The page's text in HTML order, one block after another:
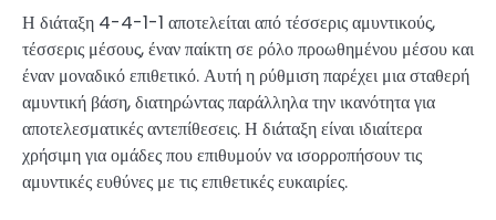
Η διάταξη 4-4-1-1 αποτελείται από τέσσερις αμυντικούς,
τέσσερις μέσους, έναν παίκτη σε ρόλο προωθημένου μέσου και
έναν μοναδικό επιθετικό. Αυτή η ρύθμιση παρέχει μια σταθερή
αμυντική βάση, διατηρώντας παράλληλα την ικανότητα για
αποτελεσματικές αντεπίθεσεις. Η διάταξη είναι ιδιαίτερα
χρήσιμη για ομάδες που επιθυμούν να ισορροπήσουν τις
αμυντικές ευθύνες με τις επιθετικές ευκαιρίες.